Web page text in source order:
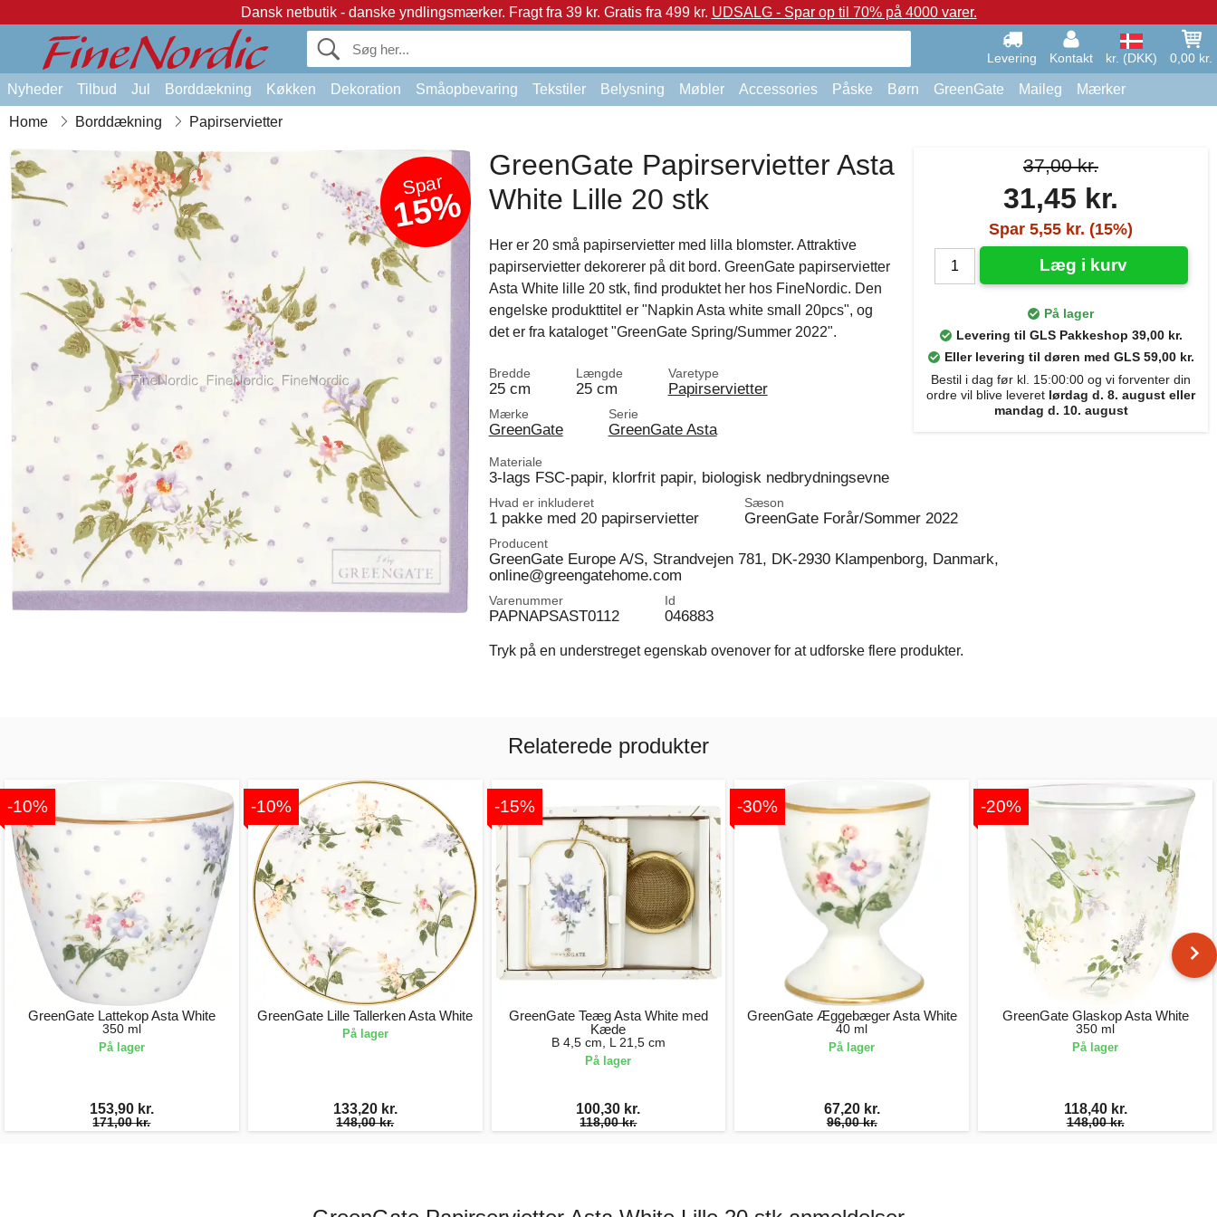
Dansk netbutik - danske yndlingsmærker. Fragt fra 39 kr. Gratis fra 499 kr. UDSALG - Spar op til 70% på 4000 varer.
Levering Kontakt kr. (DKK) 0,00 kr.
Nyheder Tilbud Jul Borddækning Køkken Dekoration Småopbevaring Tekstiler Belysning Møbler Accessories Påske Børn GreenGate Maileg Mærker
Home Borddækning Papirservietter
Spar
15%
37,00 kr.
31,45 kr.
Spar 5,55 kr. (15%)
Læg i kurv
På lager
Levering til GLS Pakkeshop 39,00 kr.
Eller levering til døren med GLS 59,00 kr.
Bestil i dag før kl. 15:00:00 og vi forventer din
ordre vil blive leveret lørdag d. 8. august eller
mandag d. 10. august
GreenGate Papirservietter Asta
White Lille 20 stk
Her er 20 små papirservietter med lilla blomster. Attraktive
papirservietter dekorerer på dit bord. GreenGate papirservietter
Asta White lille 20 stk, find produktet her hos FineNordic. Den
engelske produkttitel er "Napkin Asta white small 20pcs", og
det er fra kataloget "GreenGate Spring/Summer 2022".
Bredde
25 cm
Længde
25 cm
Varetype
Papirservietter
Mærke
GreenGate
Serie
GreenGate Asta
Materiale
3-lags FSC-papir, klorfrit papir, biologisk nedbrydningsevne
Hvad er inkluderet
1 pakke med 20 papirservietter
Sæson
GreenGate Forår/Sommer 2022
Producent
GreenGate Europe A/S, Strandvejen 781, DK-2930 Klampenborg, Danmark,
online@greengatehome.com
Varenummer
PAPNAPSAST0112
Id
046883
Tryk på en understreget egenskab ovenover for at udforske flere produkter.
Relaterede produkter
-10%
GreenGate Lattekop Asta White
350 ml
På lager
153,90 kr.
171,00 kr.
-10%
GreenGate Lille Tallerken Asta White
På lager
133,20 kr.
148,00 kr.
-15%
GreenGate Teæg Asta White med
Kæde
B 4,5 cm, L 21,5 cm
På lager
100,30 kr.
118,00 kr.
-30%
GreenGate Æggebæger Asta White
40 ml
På lager
67,20 kr.
96,00 kr.
-20%
GreenGate Glaskop Asta White
350 ml
På lager
118,40 kr.
148,00 kr.